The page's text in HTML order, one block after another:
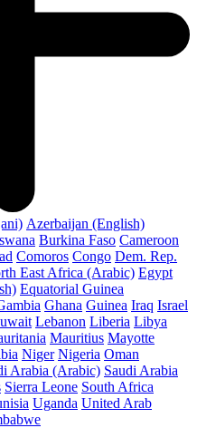
Azerbaijan (English)
Burkina Faso Cameroon
Comoros Congo Dem. Rep.
East Africa (Arabic) Egypt
Equatorial Guinea
Ghana Guinea Iraq Israel
Lebanon Liberia Libya
Mauritius Mayotte
Niger Nigeria Oman
Arabia (Arabic) Saudi Arabia
Sierra Leone South Africa
Uganda United Arab